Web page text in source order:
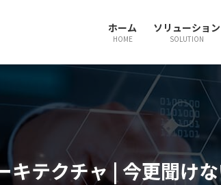
ホーム
HOME
ソリューション
SOLUTION
キテクチャ | 今更聞け